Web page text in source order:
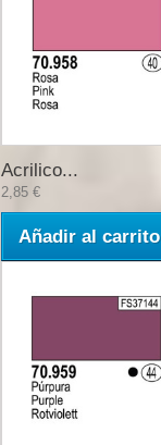
Acrilico...
2,85 €
Añadir al carrito